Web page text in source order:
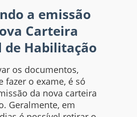
a emissão
Carteira
de Habilitação
os documentos,
fazer o exame, é só
da nova carteira
Geralmente, em